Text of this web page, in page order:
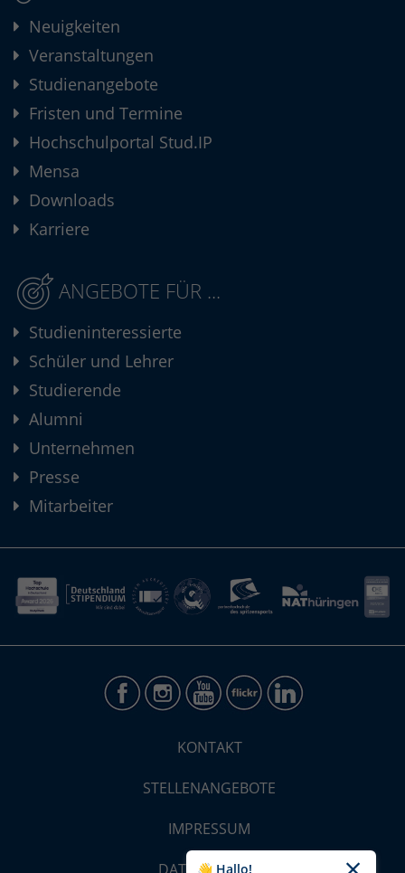
Neuigkeiten
Veranstaltungen
Studienangebote
Fristen und Termine
Hochschulportal Stud.IP
Mensa
Downloads
Karriere
ANGEBOTE FÜR ...
Studieninteressierte
Schüler und Lehrer
Studierende
Alumni
Unternehmen
Presse
Mitarbeiter
KONTAKT
STELLENANGEBOTE
IMPRESSUM
👋 Hallo!